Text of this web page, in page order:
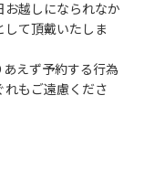
車場にとめてく
帰り使用の場合は
を行っていない
行ってくださ
してください。
越しになられなか
て頂戴いたしま
えず予約する行為
れもご遠慮くださ